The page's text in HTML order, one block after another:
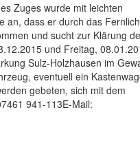
Zuges wurde mit leichten
an, dass er durch das
und sucht zur Klärung
und Freitag,
Sulz-Holzhausen im
eventuell ein
gebeten, sich mit dem
941-113E-Mail: